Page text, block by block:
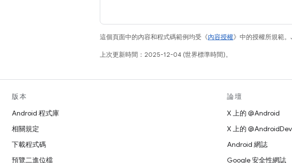
這個頁面中的內容和程式碼範例均受《內容授權》中的授權所規範
上次更新時間：2025-12-04 (世界標準時間)。
版本
Android 程式庫
相關規定
下載程式碼
預覽二進位檔
論壇
X 上的 @Android
X 上的 @AndroidDev
Android 網誌
Google 安全性網誌